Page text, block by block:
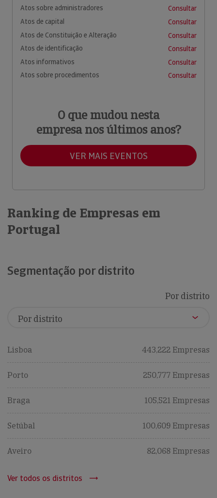
Atos sobre administradores
Consultar
Atos de capital
Consultar
Atos de Constituição e Alteração
Consultar
Atos de identificação
Consultar
Atos informativos
Consultar
Atos sobre procedimentos
Consultar
O que mudou nesta
empresa nos últimos anos?
VER MAIS EVENTOS
Ranking de Empresas em
Portugal
Segmentação por distrito
Por distrito
Lisboa 443,222 Empresas
Porto 250,777 Empresas
Braga 105,521 Empresas
Setúbal 100,609 Empresas
Aveiro 82,068 Empresas
Ver todos os distritos